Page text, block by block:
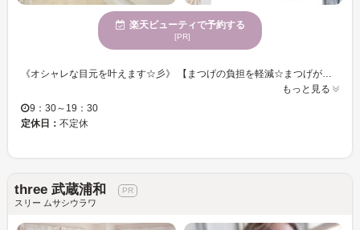
楽天ビューティで予約する
[PR]
《オシャレな目元を叶えます☆彡》 【まつげの負担を軽減☆まつげが少ない方、細い方もボリュームたっぷりな目元を演出します☆】 派手な印象にしたくない方！オフィスでもOK！な馴染みやすいブラウンもオススメ◎ ラグジュアリーな空間で忙しい日々を忘れてゆったりまったりまつエク体験をしませんか？ お仕事帰り、お買い物帰りに気軽にお立ち寄りください♪♪
もっと見る
9：30～19：30
定休日： 不定休
three 武蔵浦和
スリー ムサシウラワ